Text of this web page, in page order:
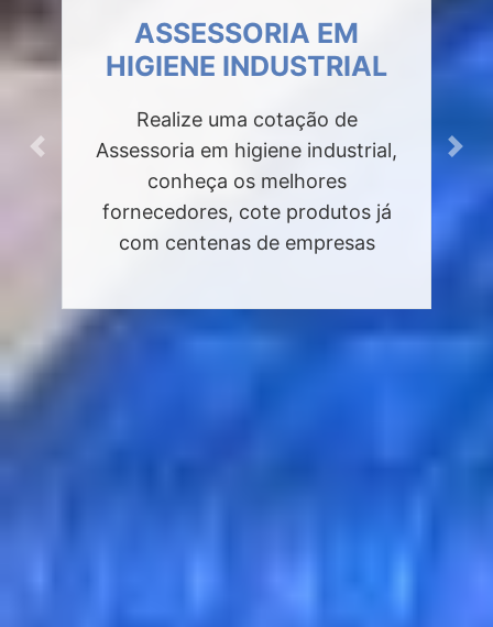
ASSESSORIA EM
HIGIENE INDUSTRIAL
Realize uma cotação de
Assessoria em higiene industrial,
conheça os melhores
fornecedores, cote produtos já
com centenas de empresas
Previous Next